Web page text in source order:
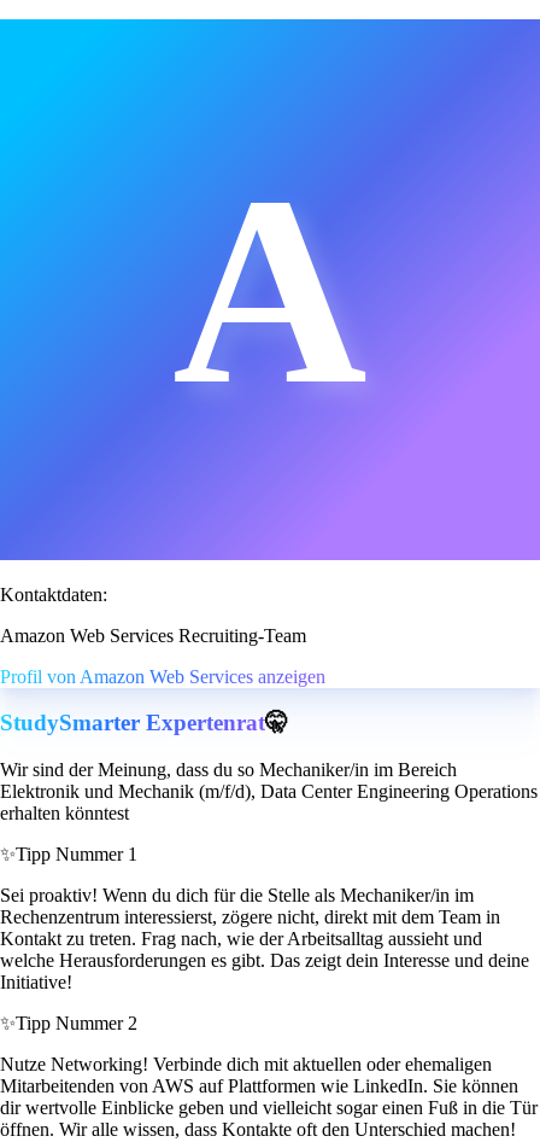
A
Kontaktdaten:
Amazon Web Services Recruiting-Team
Profil von Amazon Web Services anzeigen
StudySmarter Expertenrat🤫
Wir sind der Meinung, dass du so Mechaniker/in im Bereich
Elektronik und Mechanik (m/f/d), Data Center Engineering Operations
erhalten könntest
✨Tipp Nummer 1
Sei proaktiv! Wenn du dich für die Stelle als Mechaniker/in im
Rechenzentrum interessierst, zögere nicht, direkt mit dem Team in
Kontakt zu treten. Frag nach, wie der Arbeitsalltag aussieht und
welche Herausforderungen es gibt. Das zeigt dein Interesse und deine
Initiative!
✨Tipp Nummer 2
Nutze Networking! Verbinde dich mit aktuellen oder ehemaligen
Mitarbeitenden von AWS auf Plattformen wie LinkedIn. Sie können
dir wertvolle Einblicke geben und vielleicht sogar einen Fuß in die Tür
öffnen. Wir alle wissen, dass Kontakte oft den Unterschied machen!